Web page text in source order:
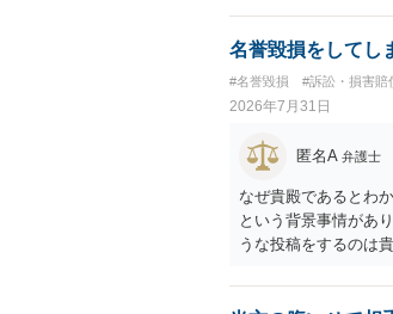
さらにいえば、利用
証拠による裏付けか
名誉毀損をしてし
#名誉毀損 #訴訟・損害賠
2026年7月31日
匿名A 弁護士
なぜ貴殿であるとわ
という背景事情があ
うな投稿をするのは
すので何とも言えま